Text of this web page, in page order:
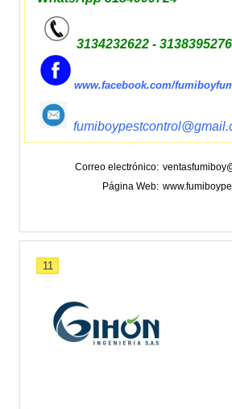
3134232622 - 3138395276
www.facebook.com/
Correo electrónico
Página Web
11